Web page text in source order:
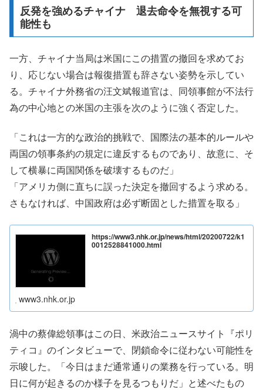
反発を強めるチャイナ 退去命令を無視する可
能性も
一方、チャイナ当局は米国にこの措置の撤回を求めてお
り、応じない場合は報復措置も辞さない姿勢を示してい
る。チャイナ外務省の汪文斌報道官は、同領事館が不法行
為の中心地との米国の主張を次のように強く否定した。
「これは一方的な政治的挑戦で、国際法の基本的ルールや
両国の領事条約の規定に違反するものであり、故意に、そ
して横暴に両国関係を破壊するものだ」
「アメリカ側に直ちに誤った決定を撤回するよう求める。
さもなければ、中国政府は必ず断固とした措置を取る」
https://www3.nhk.or.jp/news/html/20200722/k1
0012528841000.html
www3.nhk.or.jp
渦中の蔡偉総領事はこの日、米政治ニュースサイト『ポリ
ティコ』のインタビューで、閉鎖命令に従わない可能性を
示唆した。「今日はまだ通常通りの業務を行っている。明
日に何が起きるのか様子を見るつもりだ」と述べたもの